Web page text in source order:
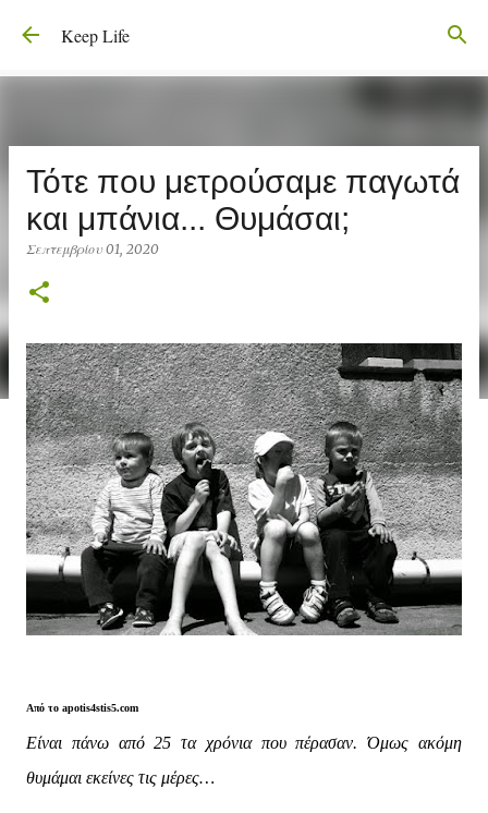
Μετάβαση στο κύριο περιεχόμενο
Keep Life
Τότε που μετρούσαμε παγωτά
και μπάνια... Θυμάσαι;
Σεπτεμβρίου 01, 2020
Από το apotis4stis5.com
Είναι πάνω από 25 τα χρόνια που πέρασαν. Όμως ακόμη
θυμάμαι εκείνες τις μέρες…